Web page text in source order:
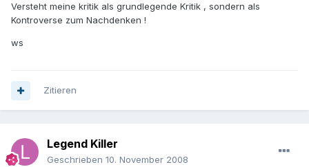
Versteht meine kritik als grundlegende Kritik , sondern als
Kontroverse zum Nachdenken !
ws
Zitieren
Legend Killer
Geschrieben 10. November 2008